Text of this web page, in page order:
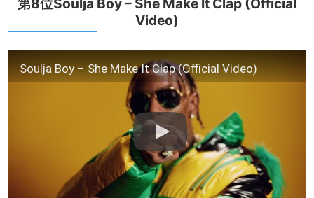
Video)
Soulja Boy – She Make It Clap (Official Video)